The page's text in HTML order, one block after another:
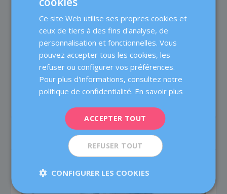
domaines de l'obstétrique, de la gynécologie et de la
médecine de la reproduction, un centre pionnier dans
son domaine, avec plus de 80 ans d’expérience. Nous
mettons à votre disposition plus de 60 médecins et
professionels spécialisés dont l’objectif est de prendre
soin de la santé des femmes à toutes les étapes de leur
vie et de proposer un traitement médical de qualité
grâce à un travail en équipe et à des technologies à la
pointe du progrès.
ARTICLES SIMILAIRES
CATALÀ
DEUTSCH
ITALIANO
Ce site Web utilise ses propres cookies et
ceux de tiers à des fins d'analyse, de
personnalisation et fonctionnelles. Vous
pouvez accepter tous les cookies, les
refuser ou configurer vos préférences.
Pour plus d'informations, consultez notre
politique de confidentialité. En savoir plus
ACCEPTER TOUT
REFUSER TOUT
CONFIGURER LES COOKIES